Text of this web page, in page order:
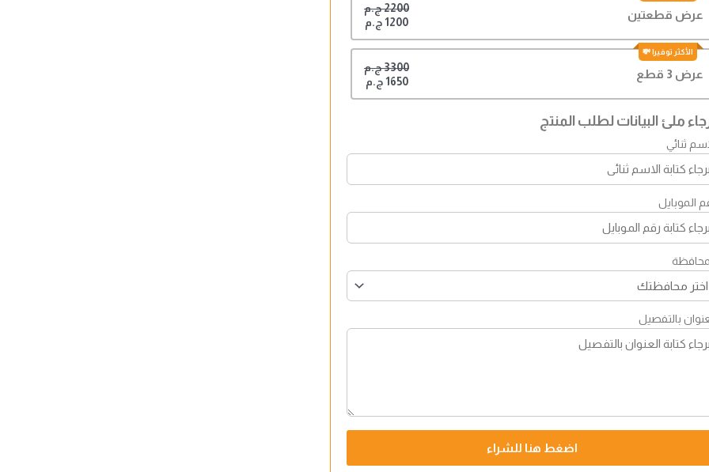
عرض قطعتين
2200 ج.م
1200 ج.م
عرض 3 قطع
3300 ج.م
1650 ج.م
ملئ البيانات لطلب المنتج
ثنائي
الموبايل
بالتفصيل
اضغط هنا للشراء